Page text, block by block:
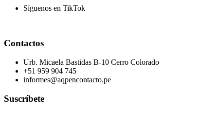
Síguenos en TikTok
Contactos
Urb. Micaela Bastidas B-10 Cerro Colorado
+51 959 904 745
informes@aqpencontacto.pe
Suscríbete